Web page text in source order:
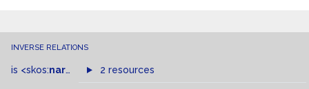
INVERSE RELATIONS
is <skos:narrowMatch >of
2 resources